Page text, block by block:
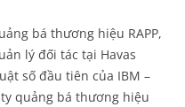
bá thương hiệu RAPP,
lý đối tác tại Havas
số đầu tiên của IBM –
quảng bá thương hiệu